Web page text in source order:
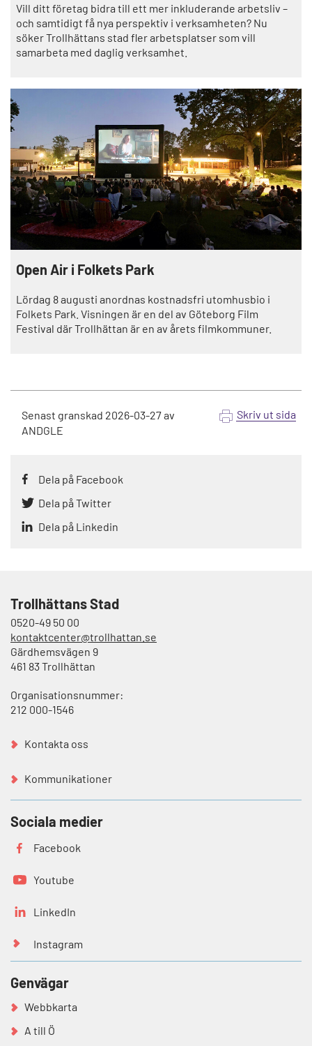
Vill ditt företag bidra till ett mer inkluderande arbetsliv –
och samtidigt få nya perspektiv i verksamheten? Nu
söker Trollhättans stad fler arbetsplatser som vill
samarbeta med daglig verksamhet.
Open Air i Folkets Park
Lördag 8 augusti anordnas kostnadsfri utomhusbio i
Folkets Park. Visningen är en del av Göteborg Film
Festival där Trollhättan är en av årets filmkommuner.
Senast granskad 2026-03-27av
ANDGLE
Skriv ut sida
Dela på Facebook
Dela på Twitter
Dela på Linkedin
Trollhättans Stad
0520-49 50 00
kontaktcenter@trollhattan.se
Gärdhemsvägen 9
461 83 Trollhättan
Organisationsnummer:
212 000-1546
Kontakta oss
Kommunikationer
Sociala medier
Facebook
Youtube
LinkedIn
Instagram
Genvägar
Webbkarta
A till Ö